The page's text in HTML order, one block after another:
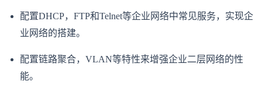
配置DHCP，FTP和Telnet等企业网络中常见服务，实现企
业网络的搭建。
配置链路聚合，VLAN等特性来增强企业二层网络的性
能。